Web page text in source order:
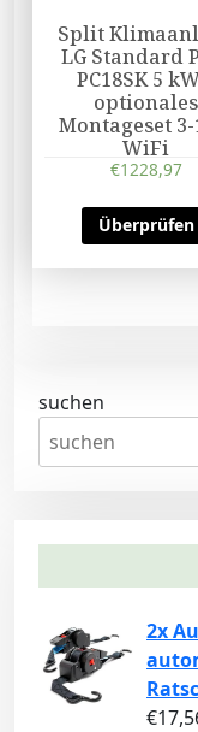
Split
LG Standard
PC18SK 5
optionales
Montageset 3-
WiFi
€1228,97
Überprüfen
suchen
2x
€